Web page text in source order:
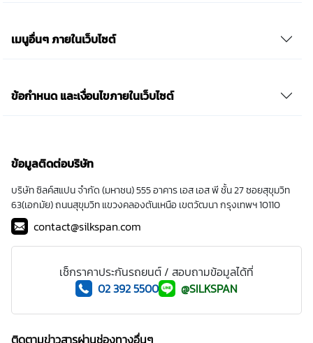
เมนูอื่นๆ ภายในเว็บไซต์
ข้อกำหนด และเงื่อนไขภายในเว็บไซต์
ข้อมูลติดต่อบริษัท
บริษัท ซิลค์สแปน จำกัด (มหาชน) 555 อาคาร เอส เอส พี ชั้น 27 ซอยสุขุมวิท
63(เอกมัย) ถนนสุขุมวิท แขวงคลองตันเหนือ เขตวัฒนา กรุงเทพฯ 10110
contact@silkspan.com
เช็กราคาประกันรถยนต์ / สอบถามข้อมูลได้ที่
02 392 5500
@SILKSPAN
ติดตามข่าวสารผ่านช่องทางอื่นๆ